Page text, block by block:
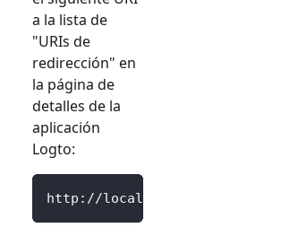
a la lista de
"URIs de
redirección" en
la página de
detalles de la
aplicación
Logto:
http://localhost:3000/Callback